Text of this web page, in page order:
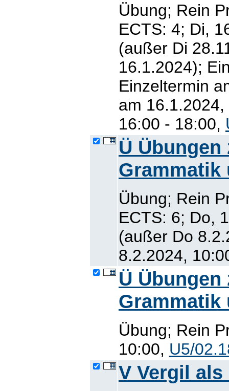
Übung; Rein
ECTS: 4; Di,
(außer Di
16.1.2024);
Einzeltermin
am
16:00 - 18:00,
Ü
Übung; Rein
ECTS: 6; Do,
(außer Do
8.2.2024,
Ü
Übung; Rein
10:00, U5/
V Vergil